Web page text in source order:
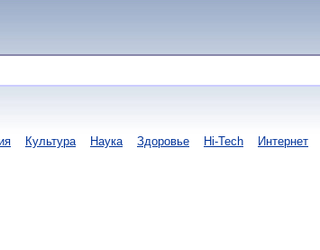
Культура Наука Здоровье Hi-Tech Интернет